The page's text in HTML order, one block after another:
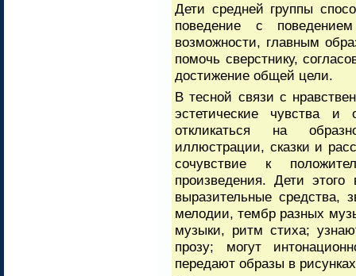
Дети средней группы
поведение с
возможности, главным
помочь сверстнику,
достижение общей цели.
В тесной связи с
эстетические чувства и
откликаться на
иллюстрации, сказки и
сочувствие к
произведения. Дети этого
выразительные средства,
мелодии, тембр разных
музыки, ритм стиха;
прозу; могут
передают образы в